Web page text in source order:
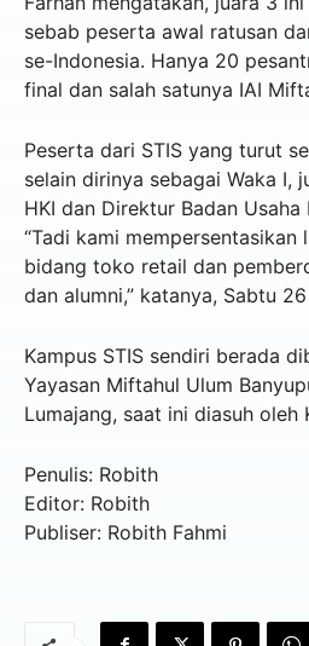
sebab peserta awal ratusan
se-Indonesia. Hanya 20
final dan salah satunya IAI
Peserta dari STIS yang turut
selain dirinya sebagai Waka I,
HKI dan Direktur Badan
“Tadi kami mempersentasikan
bidang toko retail dan
dan alumni,” katanya, Sabtu
Kampus STIS sendiri berada
Yayasan Miftahul Ulum
Lumajang, saat ini diasuh oleh
Penulis: Robith
Editor: Robith
Publiser: Robith Fahmi